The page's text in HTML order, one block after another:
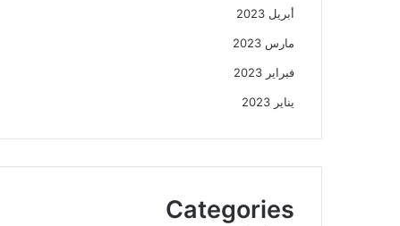
أبريل 2023
مارس 2023
فبراير 2023
يناير 2023
Categories